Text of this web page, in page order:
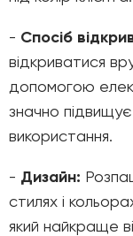
- Спосіб
відкриватися
допомогою
значно
використання.
- Дизайн:
стилях і
який найкраще